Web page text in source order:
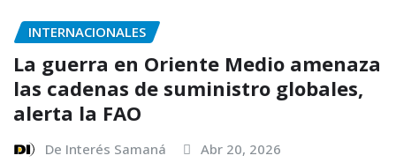
INTERNACIONALES
La guerra en Oriente Medio amenaza
las cadenas de suministro globales,
alerta la FAO
De Interés Samaná Abr 20, 2026